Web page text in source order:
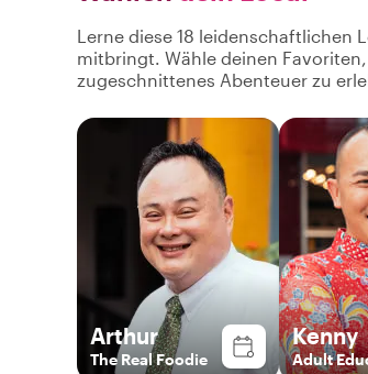
Lerne diese 18 leidenschaftlichen
mitbringt. Wähle deinen
zugeschnittenes Abenteuer zu
Arthur
The Real Foodie
Kenny
Adult